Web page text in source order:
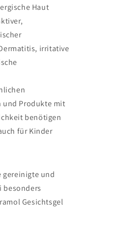
Haut
irritative
und Produkte mit
benötigen
für Kinder
gereinigte und
besonders
Gesichtsgel